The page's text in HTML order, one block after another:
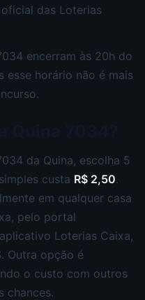
das Loterias
encerram às 20h do
esse horário não é mais
da Quina, escolha 5
custa R$ 2,50.
em qualquer casa
pelo portal
Loterias Caixa,
Outra opção é
o custo com outros
chances.